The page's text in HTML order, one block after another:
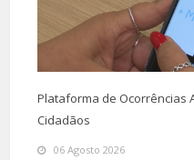
Plataforma de Ocorrências
Cidadãos
06 Agosto 2026